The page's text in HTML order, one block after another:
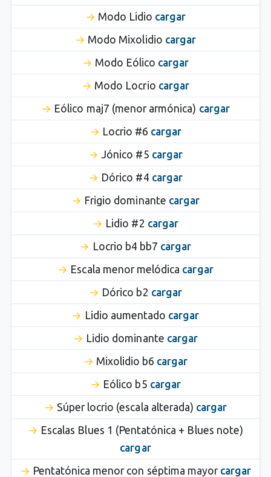
Modo Lidio cargar
Modo Mixolidio cargar
Modo Eólico cargar
Modo Locrio cargar
Eólico maj7 (menor armónica) cargar
Locrio #6 cargar
Jónico #5 cargar
Dórico #4 cargar
Frigio dominante cargar
Lidio #2 cargar
Locrio b4 bb7 cargar
Escala menor melódica cargar
Dórico b2 cargar
Lidio aumentado cargar
Lidio dominante cargar
Mixolidio b6 cargar
Eólico b5 cargar
Súper locrio (escala alterada) cargar
Escalas Blues 1 (Pentatónica + Blues note)
cargar
Pentatónica menor con séptima mayor cargar